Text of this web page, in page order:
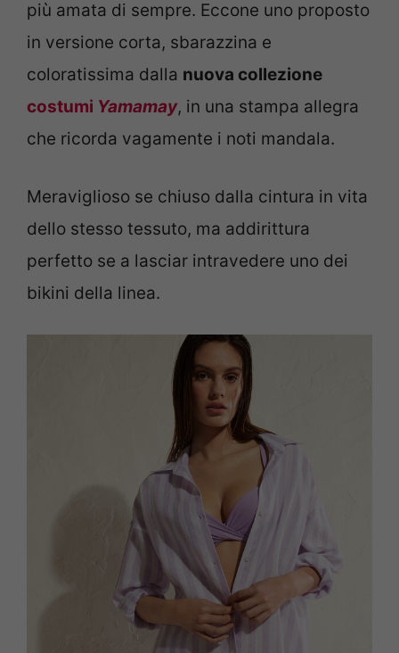
più amata di sempre. Eccone uno proposto
in versione corta, sbarazzina e
coloratissima dalla nuova collezione
costumi Yamamay, in una stampa allegra
che ricorda vagamente i noti mandala.
Meraviglioso se chiuso dalla cintura in vita
dello stesso tessuto, ma addirittura
perfetto se a lasciar intravedere uno dei
bikini della linea.